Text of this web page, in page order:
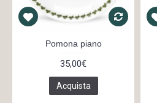
Pomona piano
35,00€
Acquista